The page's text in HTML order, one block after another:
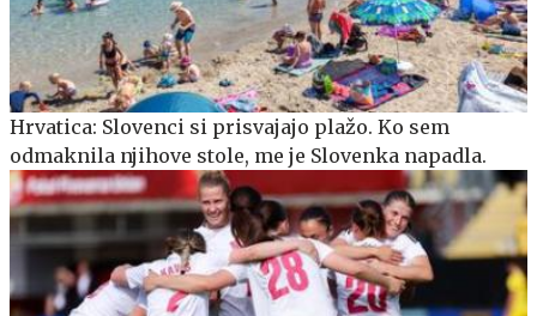
Hrvatica: Slovenci si prisvajajo plažo. Ko sem
odmaknila njihove stole, me je Slovenka napadla.